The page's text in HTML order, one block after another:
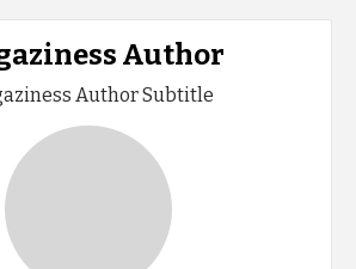
Author
Author Subtitle